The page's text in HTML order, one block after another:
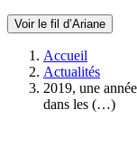
Voir le fil d’Ariane
Accueil
Actualités
2019, une
dans les (…)